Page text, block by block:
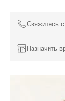
Свяжитесь
Назначить